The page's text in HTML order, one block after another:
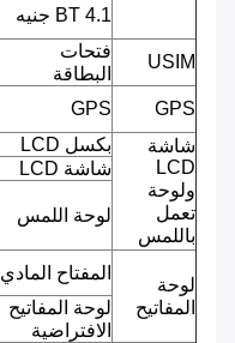
BT 4.1 جنيه
USIM
فتحات
البطاقة
GPS
GPS
شاشة
LCD
ولوحة
تعمل
باللمس
بكسل LCD
شاشة LCD
لوحة اللمس
لوحة
المفاتيح
المفتاح المادي
لوحة المفاتيح
الافتراضية